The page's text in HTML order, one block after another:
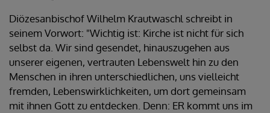
Diözesanbischof Wilhelm Krautwaschl schreibt in
seinem Vorwort: "Wichtig ist: Kirche ist nicht für sich
selbst da. Wir sind gesendet, hinauszugehen aus
unserer eigenen, vertrauten Lebenswelt hin zu den
Menschen in ihren unterschiedlichen, uns vielleicht
fremden, Lebenswirklichkeiten, um dort gemeinsam
mit ihnen Gott zu entdecken. Denn: ER kommt uns im